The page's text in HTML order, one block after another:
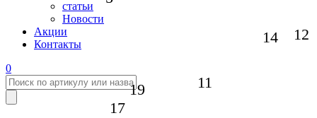
статьи
Новости
Акции
Контакты
0
19 11
12
14
17